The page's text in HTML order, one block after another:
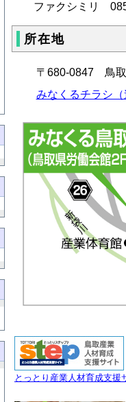
ファクシミリ
所在地
〒680-0847 鳥取
みなくるチラシ
とっとり産業人材育成支援